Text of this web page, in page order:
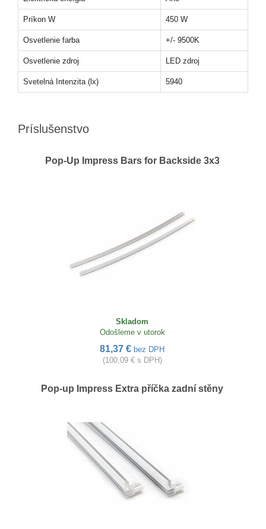
Príkon W 450 W
Osvetlenie farba +/- 9500K
Osvetlenie zdroj LED zdroj
Svetelná Intenzita (lx) 5940
Príslušenstvo
Pop-Up Impress Bars for Backside 3x3
Skladom
Odošleme v utorok
81,37 € bez DPH
(100,09 € s DPH)
Pop-up Impress Extra příčka zadní stěny